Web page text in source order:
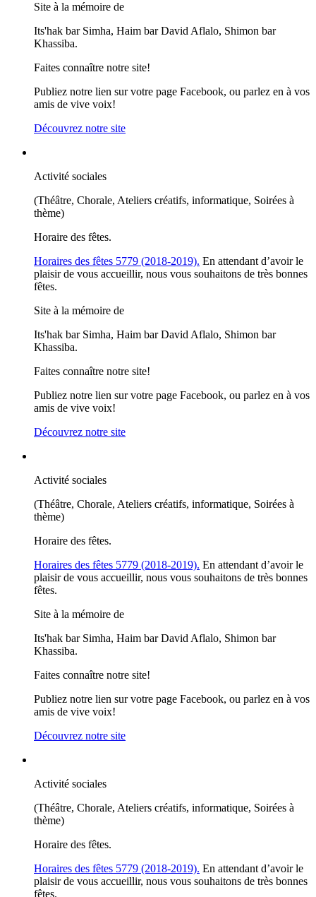
Site à la mémoire de
Its'hak bar Simha, Haim bar David Aflalo, Shimon bar
Khassiba.
Faites connaître notre site!
Publiez notre lien sur votre page Facebook, ou parlez en à vos
amis de vive voix!
Découvrez notre site
Activité sociales
(Théâtre, Chorale, Ateliers créatifs, informatique, Soirées à
thème)
Horaire des fêtes.
Horaires des fêtes 5779 (2018-2019). En attendant d’avoir le
plaisir de vous accueillir, nous vous souhaitons de très bonnes
fêtes.
Site à la mémoire de
Its'hak bar Simha, Haim bar David Aflalo, Shimon bar
Khassiba.
Faites connaître notre site!
Publiez notre lien sur votre page Facebook, ou parlez en à vos
amis de vive voix!
Découvrez notre site
Activité sociales
(Théâtre, Chorale, Ateliers créatifs, informatique, Soirées à
thème)
Horaire des fêtes.
Horaires des fêtes 5779 (2018-2019). En attendant d’avoir le
plaisir de vous accueillir, nous vous souhaitons de très bonnes
fêtes.
Site à la mémoire de
Its'hak bar Simha, Haim bar David Aflalo, Shimon bar
Khassiba.
Faites connaître notre site!
Publiez notre lien sur votre page Facebook, ou parlez en à vos
amis de vive voix!
Découvrez notre site
Activité sociales
(Théâtre, Chorale, Ateliers créatifs, informatique, Soirées à
thème)
Horaire des fêtes.
Horaires des fêtes 5779 (2018-2019). En attendant d’avoir le
plaisir de vous accueillir, nous vous souhaitons de très bonnes
fêtes.